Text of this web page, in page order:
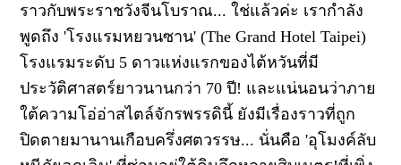
ราวกับพระราชวังจีนโบราณ... ใช่แล้วค่ะ เรากำลัง
พูดถึง 'โรงแรมหยวนซาน' (The Grand Hotel Taipei)
โรงแรมระดับ 5 ดาวแห่งแรกของไต้หวันที่มี
ประวัติศาสตร์ยาวนานกว่า 70 ปี! และแน่นอนว่าภาย
ใต้ความโอ่อ่าสไตล์จักรพรรดินี้ ยังมีเรื่องราวที่ถูก
ปิดตายมานานเกือบครึ่งศตวรรษ... นั่นคือ 'อุโมงค์ลับ